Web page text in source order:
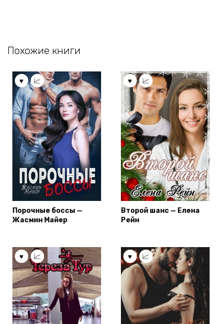
Похожие книги
Порочные боссы —
Жасмин Майер
Второй шанс — Елена
Рейн